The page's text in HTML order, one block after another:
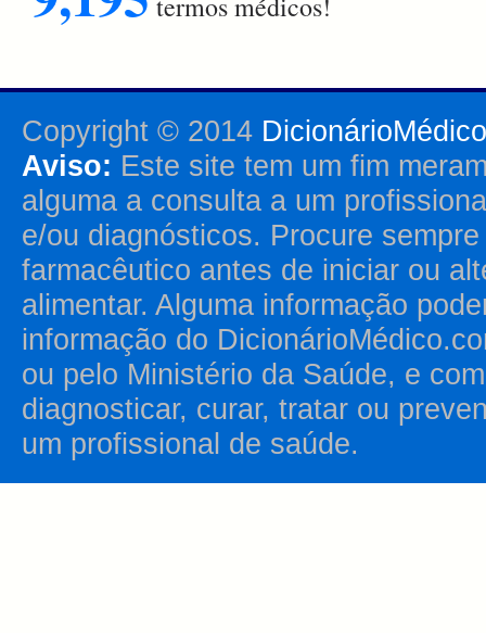
Copyright © 2014
Aviso: Este site tem um fim
alguma a consulta a um
e/ou diagnósticos. Procure
farmacêutico antes de iniciar ou
alimentar. Alguma informação
informação do
ou pelo Ministério da Saúde, e
diagnosticar, curar, tratar ou
um profissional de saúde.